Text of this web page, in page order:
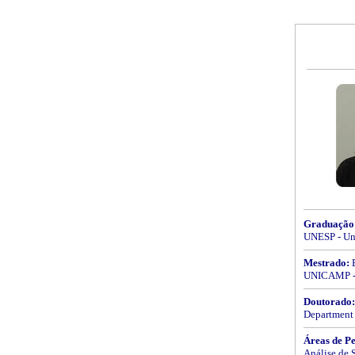
UNESP -
Mestrado:
UNICAMP
Doutorado:
Áreas de